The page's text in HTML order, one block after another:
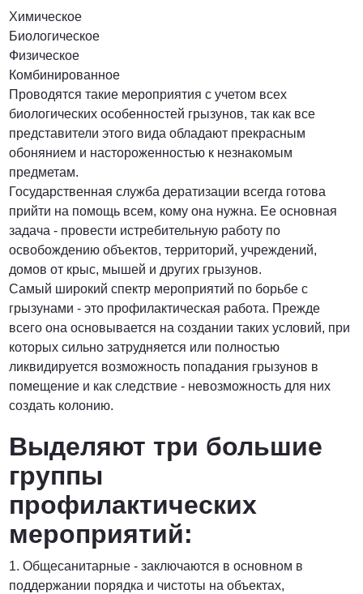
Химическое
Биологическое
Физическое
Комбинированное
Проводятся такие мероприятия с учетом всех
биологических особенностей грызунов, так как все
представители этого вида обладают прекрасным
обонянием и настороженностью к незнакомым
предметам.
Государственная служба дератизации всегда готова
прийти на помощь всем, кому она нужна. Ее основная
задача - провести истребительную работу по
освобождению объектов, территорий, учреждений,
домов от крыс, мышей и других грызунов.
Самый широкий спектр мероприятий по борьбе с
грызунами - это профилактическая работа. Прежде
всего она основывается на создании таких условий, при
которых сильно затрудняется или полностью
ликвидируется возможность попадания грызунов в
помещение и как следствие - невозможность для них
создать колонию.
Выделяют три большие
группы
профилактических
мероприятий:
1. Общесанитарные - заключаются в основном в
поддержании порядка и чистоты на объектах,